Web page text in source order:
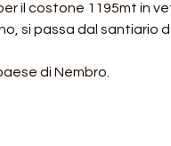
il costone 1195mt in
si passa dal santiario
di Nembro.